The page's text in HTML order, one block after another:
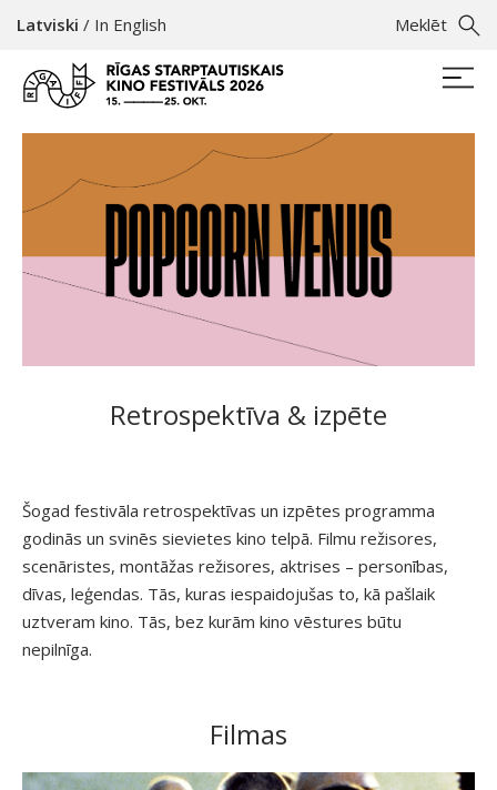
Meklēt
Latviski / In English
Retrospektīva & izpēte
Šogad festivāla retrospektīvas un izpētes programma
godinās un svinēs sievietes kino telpā. Filmu režisores,
scenāristes, montāžas režisores, aktrises – personības,
dīvas, leģendas. Tās, kuras iespaidojušas to, kā pašlaik
uztveram kino. Tās, bez kurām kino vēstures būtu
nepilnīga.
Filmas